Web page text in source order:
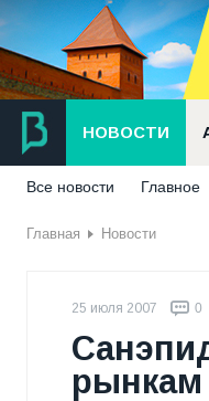
НОВОСТИ
Все новости Главное
Главная Новости
25 июля 2007 0
рынкам